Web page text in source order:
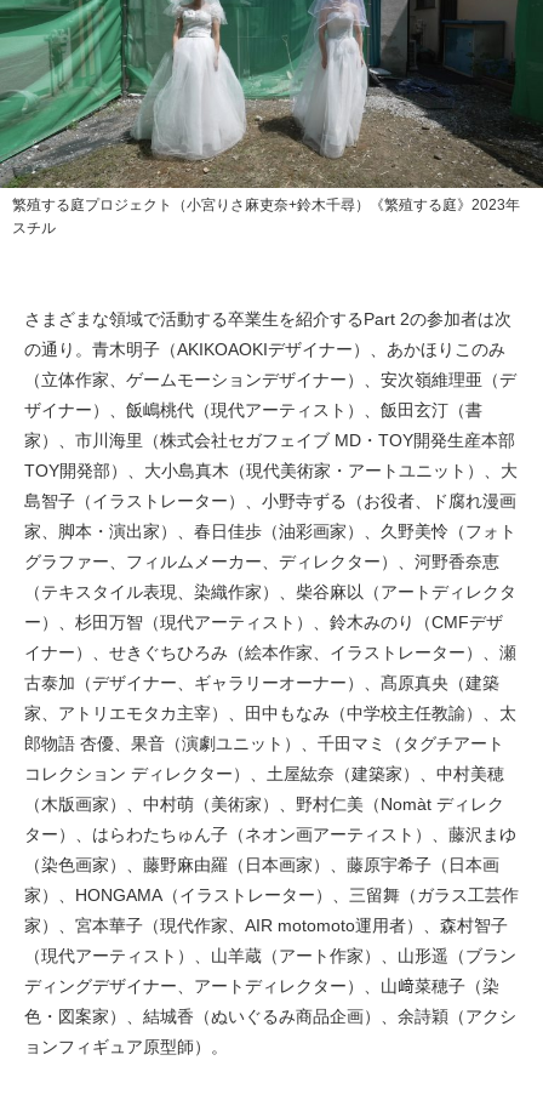
繁殖する庭プロジェクト（小宮りさ麻吏奈+鈴木千尋）《繁殖する庭》2023年
スチル
さまざまな領域で活動する卒業生を紹介するPart 2の参加者は次
の通り。青木明子（AKIKOAOKIデザイナー）、あかほりこのみ
（立体作家、ゲームモーションデザイナー）、安次嶺維理亜（デ
ザイナー）、飯嶋桃代（現代アーティスト）、飯田玄汀（書
家）、市川海里（株式会社セガフェイブ MD・TOY開発生産本部
TOY開発部）、大小島真木（現代美術家・アートユニット）、大
島智子（イラストレーター）、小野寺ずる（お役者、ド腐れ漫画
家、脚本・演出家）、春日佳歩（油彩画家）、久野美怜（フォト
グラファー、フィルムメーカー、ディレクター）、河野香奈恵
（テキスタイル表現、染織作家）、柴谷麻以（アートディレクタ
ー）、杉田万智（現代アーティスト）、鈴木みのり（CMFデザ
イナー）、せきぐちひろみ（絵本作家、イラストレーター）、瀬
古泰加（デザイナー、ギャラリーオーナー）、髙原真央（建築
家、アトリエモタカ主宰）、田中もなみ（中学校主任教諭）、太
郎物語 杏優、果音（演劇ユニット）、千田マミ（タグチアート
コレクション ディレクター）、土屋紘奈（建築家）、中村美穂
（木版画家）、中村萌（美術家）、野村仁美（Nomàt ディレク
ター）、はらわたちゅん子（ネオン画アーティスト）、藤沢まゆ
（染色画家）、藤野麻由羅（日本画家）、藤原宇希子（日本画
家）、HONGAMA（イラストレーター）、三留舞（ガラス工芸作
家）、宮本華子（現代作家、AIR motomoto運用者）、森村智子
（現代アーティスト）、山羊蔵（アート作家）、山形遥（ブラン
ディングデザイナー、アートディレクター）、山﨑菜穂子（染
色・図案家）、結城香（ぬいぐるみ商品企画）、余詩穎（アクシ
ョンフィギュア原型師）。